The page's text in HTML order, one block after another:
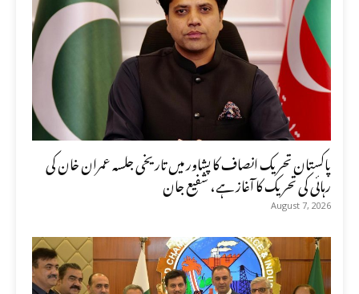
پاکستان تحریک انصاف کا پشاور میں تاریخی جلسہ عمران خان کی
رہائی کی تحریک کا آغاز ہے، شفیع جان
August 7, 2026